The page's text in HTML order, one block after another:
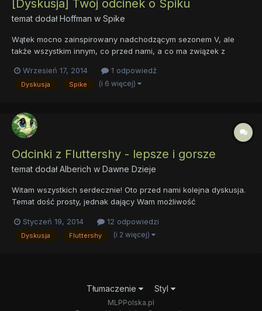
[Dyskusja] Twój odcinek o Spiku
temat dodałHoffman w Spike
Wątek mocno zainspirowany nadchodzącym sezonem V, ale
także wszystkim innym, co przed nami, a co ma związek z
nowy odcinek, w całości poświęcony Spikowi, to jak, Waszym
zdaniem, powinien on wyglądać? Czy jest coś, czego
Wrzesień 17, 2014 1 odpowiedź
Dyskusja Spike (i 6 więcej)
Odcinki z Fluttershy - lepsze i gorsze
temat dodałAlberich w Dawne Dzieje
Witam wszystkich serdecznie! Oto przed nami kolejna dyskusja.
Temat dość prosty, jednak dający Wam możliwość
Odcinki z Fluttershy - jedne lepsze, inne gorsze Nie ukrywam, że
uwielbiam Fluttershy. Jest urocza, pełna gracji, b...
Styczeń 19, 2014 12 odpowiedzi
Dyskusja Fluttershy (i 2 więcej)
Tłumaczenie Styl
MLPPolska.pl